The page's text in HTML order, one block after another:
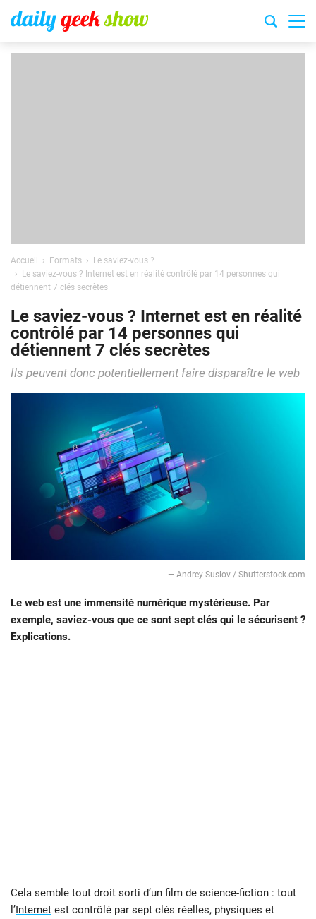
Accueil Formats
Le saviez-vous ?
Le saviez-vous ? Internet est en réalité contrôlé par 14 personnes qui
détiennent 7 clés secrètes
Le saviez-vous ? Internet est en réalité
contrôlé par 14 personnes qui
détiennent 7 clés secrètes
Ils peuvent donc potentiellement faire disparaître le web
— Andrey Suslov / Shutterstock.com
Le web est une immensité numérique mystérieuse. Par
exemple, saviez-vous que ce sont sept clés qui le sécurisent ?
Explications.
Cela semble tout droit sorti d’un film de science-fiction : tout
l’Internet est contrôlé par sept clés réelles, physiques et